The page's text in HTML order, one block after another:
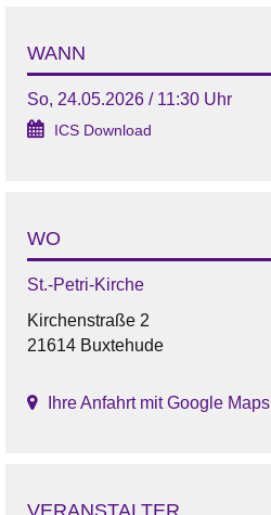
WANN
So, 24.05.2026 / 11:30 Uhr
ICS Download
WO
St.-Petri-Kirche
Kirchenstraße 2
21614 Buxtehude
Ihre Anfahrt mit Google Maps
VERANSTALTER